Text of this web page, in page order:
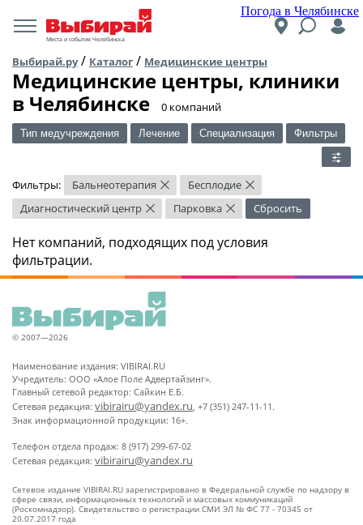
Погода в Челябинске
Места и события Челябинска
Выбирай.ру/ Каталог / Медицинские центры
Медицинские центры, клиники
в Челябинске
​0 компаний
Тип медучреждения Лечение Специализация Фильтры
Фильтры: Бальнеотерапия × Бесплодие ×
Диагностический центр × Парковка × Сбросить
Нет компаний, подходящих под условия
фильтрации.
© 2007—2026
Наименование издания: VIBIRAI.RU
Учредитель: ООО «Алое Поле Адвертайзинг».
Главный сетевой редактор: Сайкин Е.Б.
Сетевая редакция: vibirairu@yandex.ru, +7 (351) 247-11-11.
Знак информационной продукции: 16+.
Телефон отдела продаж: 8 (917) 299-67-02
Сетевая редакция: vibirairu@yandex.ru
Сетевое издание VIBIRAI.RU зарегистрировано в Федеральной службе по надзору в
сфере связи, информационных технологий и массовых коммуникаций
(Роскомнадзор). Свидетельство о регистрации СМИ ЭЛ № ФС 77 - 70345 от
20.07.2017 года